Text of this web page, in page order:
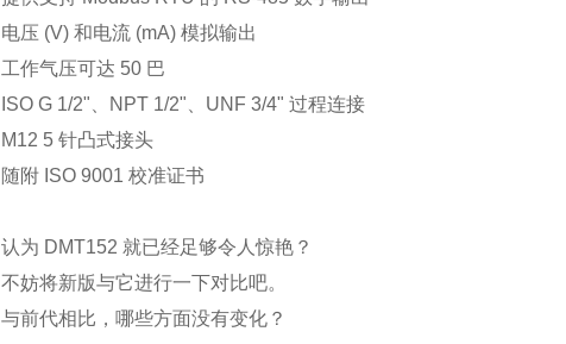
电压 (V) 和电流 (mA) 模拟输出
工作气压可达 50 巴
ISO G 1/2"、NPT 1/2"、UNF 3/4" 过程连接
M12 5 针凸式接头
随附 ISO 9001 校准证书
认为 DMT152 就已经足够令人惊艳？
不妨将新版与它进行一下对比吧。
与前代相比，哪些方面没有变化？